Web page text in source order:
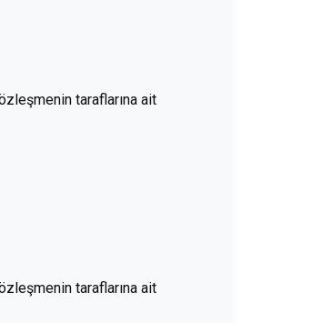
taraflarına ait
taraflarına ait